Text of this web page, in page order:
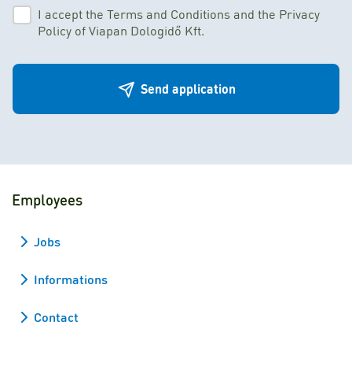
I accept the Terms and Conditions and the Privacy
Policy of Viapan Dologidő Kft.
Send application
Employees
Jobs
Informations
Contact